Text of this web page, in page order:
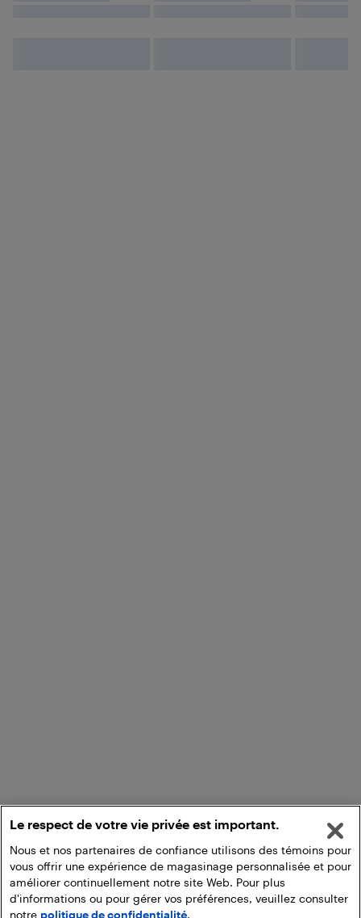
Le respect de votre vie privée est important.
Nous et nos partenaires de confiance utilisons des témoins pour
vous offrir une expérience de magasinage personnalisée et pour
améliorer continuellement notre site Web. Pour plus
d'informations ou pour gérer vos préférences, veuillez consulter
notre politique de confidentialité.